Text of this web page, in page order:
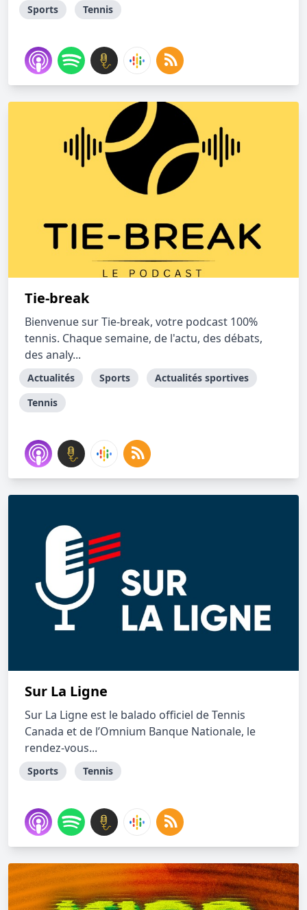
Sports Tennis
Tie-break
Bienvenue sur Tie-break, votre podcast 100%
tennis. Chaque semaine, de l'actu, des débats,
des analy...
Actualités Sports
Actualités sportives
Tennis
Sur La Ligne
Sur La Ligne est le balado officiel de Tennis
Canada et de l’Omnium Banque Nationale, le
rendez-vous...
Sports Tennis